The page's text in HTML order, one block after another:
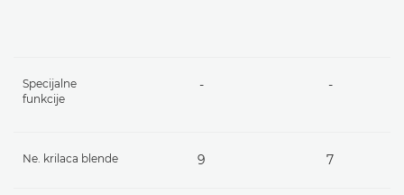
Specijalne
funkcije
- -
Ne. krilaca blende 9 7